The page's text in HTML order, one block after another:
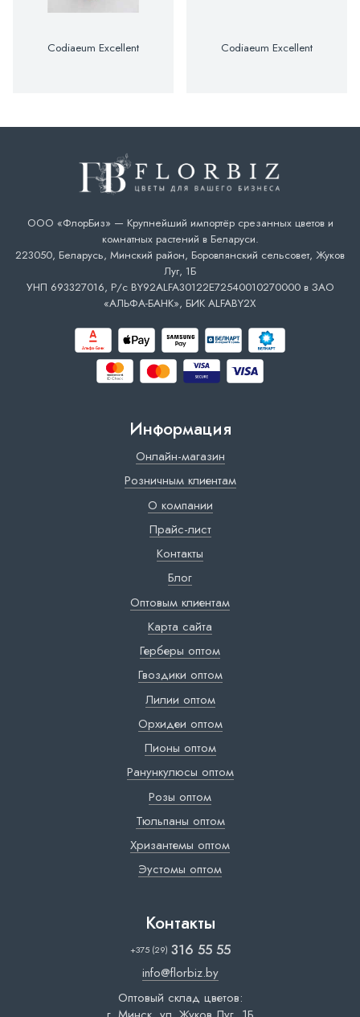
Codiaeum Excellent Codiaeum Excellent
ООО «ФлорБиз» — Крупнейший импортёр срезанных цветов и
комнатных растений в Беларуси.
223050, Беларусь, Минский район, Боровлянский сельсовет, Жуков
Луг, 1Б
УНП 693327016, Р/с BY92ALFA30122E72540010270000 в ЗАО
«АЛЬФА-БАНК», БИК ALFABY2X
Информация
Онлайн-магазин
Розничным клиентам
О компании
Прайс-лист
Контакты
Блог
Оптовым клиентам
Карта сайта
Герберы оптом
Гвоздики оптом
Лилии оптом
Орхидеи оптом
Пионы оптом
Ранункулюсы оптом
Розы оптом
Тюльпаны оптом
Хризантемы оптом
Эустомы оптом
Контакты
+375 (29) 316 55 55
info@florbiz.by
Оптовый склад цветов: